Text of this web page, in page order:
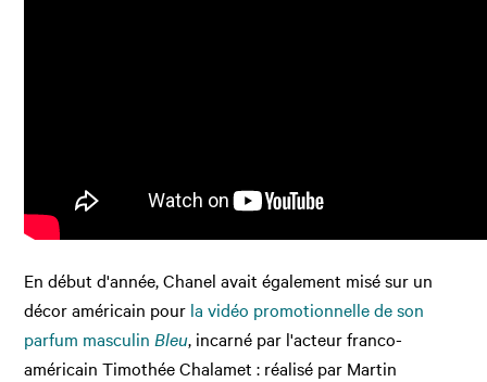
En début d'année, Chanel avait également misé sur un
décor américain pour la vidéo promotionnelle de son
parfum masculin Bleu, incarné par l'acteur franco-
américain Timothée Chalamet : réalisé par Martin